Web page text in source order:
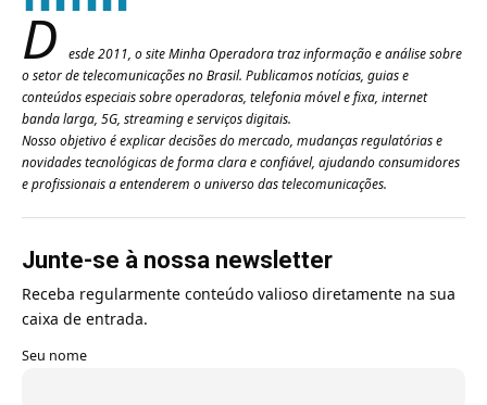
D
esde 2011, o site Minha Operadora traz informação e análise sobre
o setor de telecomunicações no Brasil. Publicamos notícias, guias e
conteúdos especiais sobre operadoras, telefonia móvel e fixa, internet
banda larga, 5G, streaming e serviços digitais.
Nosso objetivo é explicar decisões do mercado, mudanças regulatórias e
novidades tecnológicas de forma clara e confiável, ajudando consumidores
e profissionais a entenderem o universo das telecomunicações.
Junte-se à nossa newsletter
Receba regularmente conteúdo valioso diretamente na sua
caixa de entrada.
Seu nome